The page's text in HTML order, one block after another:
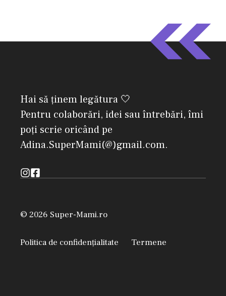
Hai să ținem legătura 🤍
Pentru colaborări, idei sau întrebări, îmi
poți scrie oricând pe
Adina.SuperMami(@)gmail.com.
© 2026 Super-Mami.ro
Politica de confidențialitate Termene